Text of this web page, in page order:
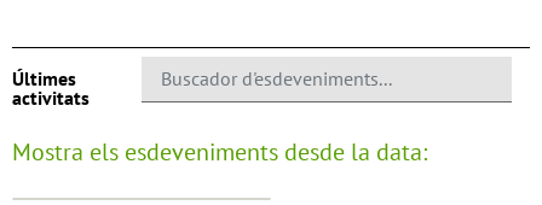
Últimes
activitats
Mostra els esdeveniments desde la data: